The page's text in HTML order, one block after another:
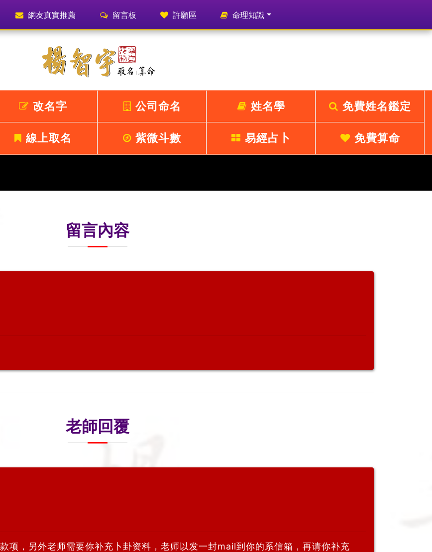
網友真實推薦 留言板 許願區 命理知識
改名字 公司命名 姓名學 免費姓名鑑定
線上取名 紫微斗數 易經占卜 免費算命
留言內容
老師回覆
项，另外老师需要你补充卜卦资料，老师以发一封mail到你的系信箱，再请你补充